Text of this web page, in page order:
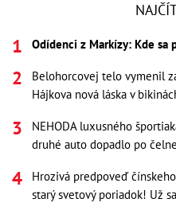
Odídenci z Markízy: Kde
Belohorcovej telo vymenil
Hájkova nová láska v
NEHODA luxusného
druhé auto dopadlo po
Hrozivá predpoveď
starý svetový poriadok! Už